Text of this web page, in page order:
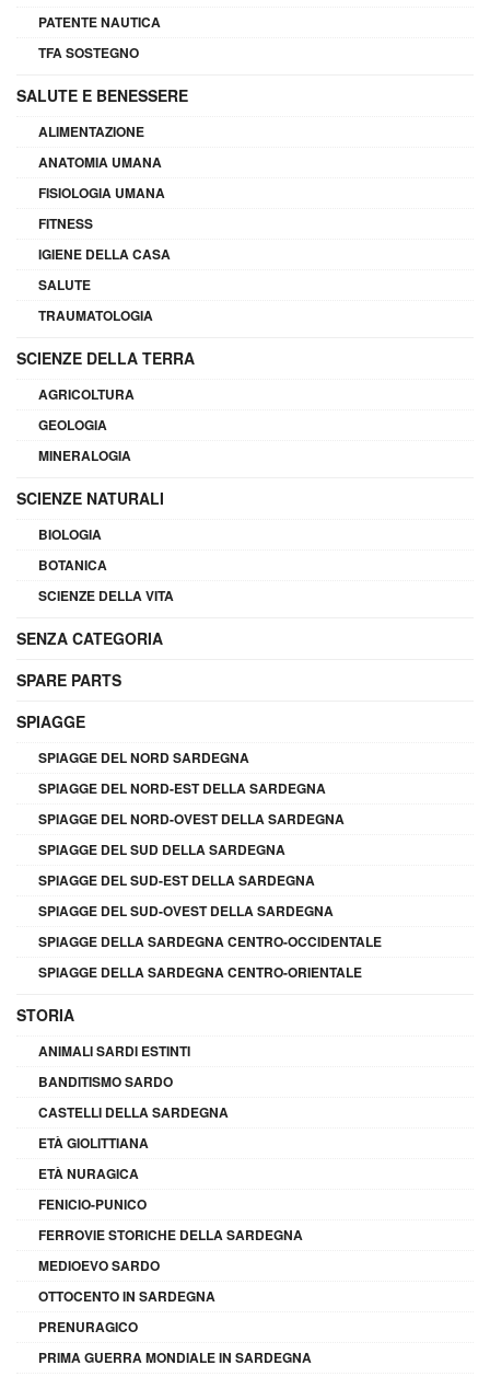
PATENTE NAUTICA
TFA SOSTEGNO
SALUTE E BENESSERE
ALIMENTAZIONE
ANATOMIA UMANA
FISIOLOGIA UMANA
FITNESS
IGIENE DELLA CASA
SALUTE
TRAUMATOLOGIA
SCIENZE DELLA TERRA
AGRICOLTURA
GEOLOGIA
MINERALOGIA
SCIENZE NATURALI
BIOLOGIA
BOTANICA
SCIENZE DELLA VITA
SENZA CATEGORIA
SPARE PARTS
SPIAGGE
SPIAGGE DEL NORD SARDEGNA
SPIAGGE DEL NORD-EST DELLA SARDEGNA
SPIAGGE DEL NORD-OVEST DELLA SARDEGNA
SPIAGGE DEL SUD DELLA SARDEGNA
SPIAGGE DEL SUD-EST DELLA SARDEGNA
SPIAGGE DEL SUD-OVEST DELLA SARDEGNA
SPIAGGE DELLA SARDEGNA CENTRO-OCCIDENTALE
SPIAGGE DELLA SARDEGNA CENTRO-ORIENTALE
STORIA
ANIMALI SARDI ESTINTI
BANDITISMO SARDO
CASTELLI DELLA SARDEGNA
ETÀ GIOLITTIANA
ETÀ NURAGICA
FENICIO-PUNICO
FERROVIE STORICHE DELLA SARDEGNA
MEDIOEVO SARDO
OTTOCENTO IN SARDEGNA
PRENURAGICO
PRIMA GUERRA MONDIALE IN SARDEGNA